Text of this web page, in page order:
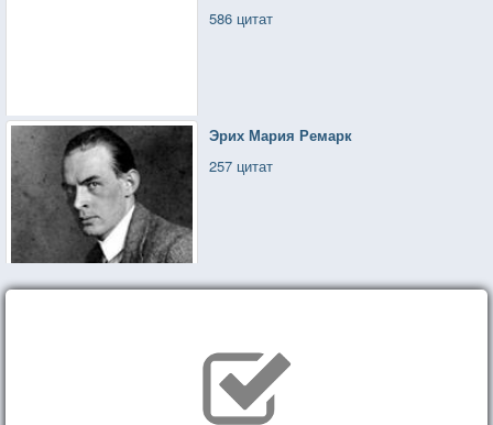
586 цитат
Эрих Мария Ремарк
257 цитат